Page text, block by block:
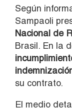
Según
Sampaoli
Nacional de
Brasil. En la
su contrato.
El medio